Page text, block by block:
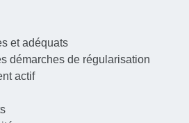
et adéquats
démarches de régularisation
actif